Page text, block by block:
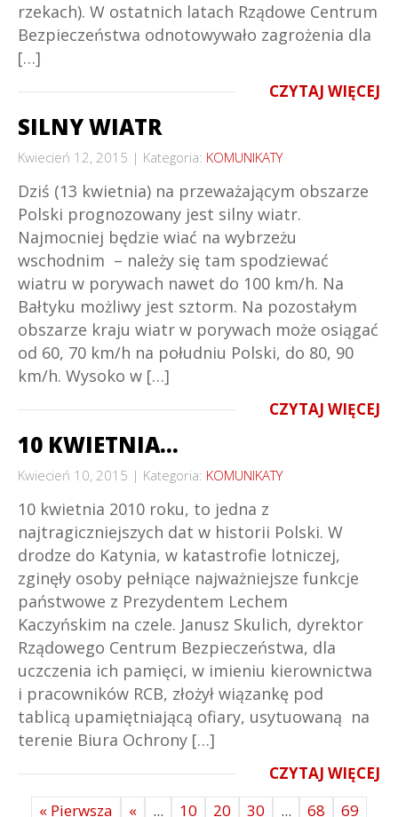
rzekach). W ostatnich latach Rządowe Centrum
Bezpieczeństwa odnotowywało zagrożenia dla
[…]
CZYTAJ WIĘCEJ
SILNY WIATR
Kwiecień 12, 2015 Kategoria: KOMUNIKATY
Dziś (13 kwietnia) na przeważającym obszarze
Polski prognozowany jest silny wiatr.
Najmocniej będzie wiać na wybrzeżu
wschodnim – należy się tam spodziewać
wiatru w porywach nawet do 100 km/h. Na
Bałtyku możliwy jest sztorm. Na pozostałym
obszarze kraju wiatr w porywach może osiągać
od 60, 70 km/h na południu Polski, do 80, 90
km/h. Wysoko w […]
CZYTAJ WIĘCEJ
10 KWIETNIA…
Kwiecień 10, 2015 Kategoria: KOMUNIKATY
10 kwietnia 2010 roku, to jedna z
najtragiczniejszych dat w historii Polski. W
drodze do Katynia, w katastrofie lotniczej,
zginęły osoby pełniące najważniejsze funkcje
państwowe z Prezydentem Lechem
Kaczyńskim na czele. Janusz Skulich, dyrektor
Rządowego Centrum Bezpieczeństwa, dla
uczczenia ich pamięci, w imieniu kierownictwa
i pracowników RCB, złożył wiązankę pod
tablicą upamiętniającą ofiary, usytuowaną na
terenie Biura Ochrony […]
CZYTAJ WIĘCEJ
« Pierwsza
« ... 10 20 30 ... 68
69